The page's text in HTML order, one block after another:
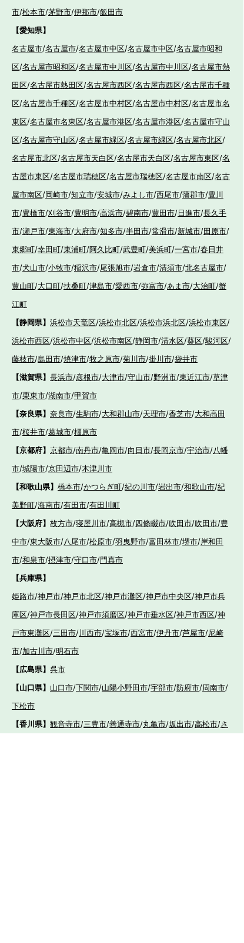
市/松本市/茅野市/伊那市/飯田市
【愛知県】
名古屋市/名古屋市/名古屋市中区/名古屋市中区/名古屋市昭和
区/名古屋市昭和区/名古屋市中川区/名古屋市中川区/名古屋市熱
田区/名古屋市熱田区/名古屋市西区/名古屋市西区/名古屋市千種
区/名古屋市千種区/名古屋市中村区/名古屋市中村区/名古屋市名
東区/名古屋市名東区/名古屋市港区/名古屋市港区/名古屋市守山
区/名古屋市守山区/名古屋市緑区/名古屋市緑区/名古屋市北区/
名古屋市北区/名古屋市天白区/名古屋市天白区/名古屋市東区/名
古屋市東区/名古屋市瑞穂区/名古屋市瑞穂区/名古屋市南区/名古
屋市南区/岡崎市/知立市/安城市/みよし市/西尾市/蒲郡市/豊川
市/豊橋市/刈谷市/豊明市/高浜市/碧南市/豊田市/日進市/長久手
市/瀬戸市/東海市/大府市/知多市/半田市/常滑市/新城市/田原市/
東郷町/幸田町/東浦町/阿久比町/武豊町/美浜町/一宮市/春日井
市/犬山市/小牧市/稲沢市/尾張旭市/岩倉市/清須市/北名古屋市/
豊山町/大口町/扶桑町/津島市/愛西市/弥富市/あま市/大治町/蟹
江町
【静岡県】 浜松市天竜区/浜松市北区/浜松市浜北区/浜松市東区/
浜松市西区/浜松市中区/浜松市南区/静岡市/清水区/葵区/駿河区/
藤枝市/島田市/焼津市/牧之原市/菊川市/掛川市/袋井市
【滋賀県】 長浜市/彦根市/大津市/守山市/野洲市/東近江市/草津
市/栗東市/湖南市/甲賀市
【奈良県】 奈良市/生駒市/大和郡山市/天理市/香芝市/大和高田
市/桜井市/葛城市/橿原市
【京都府】 京都市/南丹市/亀岡市/向日市/長岡京市/宇治市/八幡
市/城陽市/京田辺市/木津川市
【和歌山県】 橋本市/かつらぎ町/紀の川市/岩出市/和歌山市/紀
美野町/海南市/有田市/有田川町
【大阪府】 枚方市/寝屋川市/高槻市/四條畷市/吹田市/吹田市/豊
中市/東大阪市/八尾市/松原市/羽曳野市/富田林市/堺市/岸和田
市/和泉市/摂津市/守口市/門真市
【兵庫県】
姫路市/神戸市/神戸市北区/神戸市灘区/神戸市中央区/神戸市兵
庫区/神戸市長田区/神戸市須磨区/神戸市垂水区/神戸市西区/神
戸市東灘区/三田市/川西市/宝塚市/西宮市/伊丹市/芦屋市/尼崎
市/加古川市/明石市
【広島県】 呉市
【山口県】 山口市/下関市/山陽小野田市/宇部市/防府市/周南市/
下松市
【香川県】 観音寺市/三豊市/善通寺市/丸亀市/坂出市/高松市/さ